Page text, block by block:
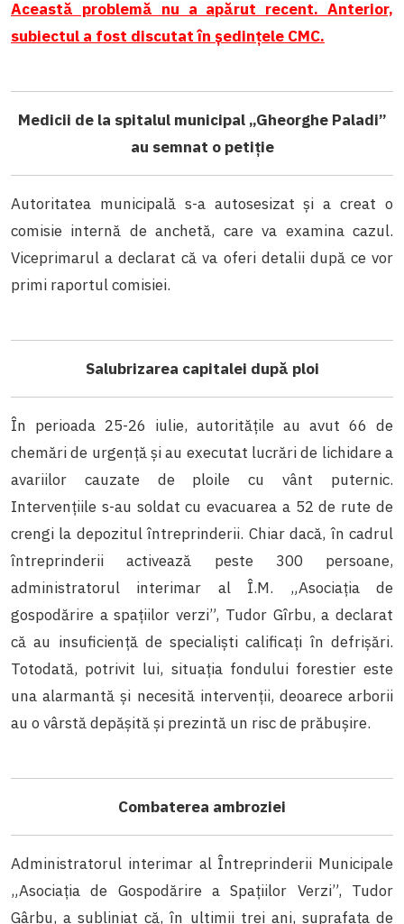
Această problemă nu a apărut recent. Anterior,
subiectul a fost discutat în ședințele CMC.
Medicii de la spitalul municipal „Gheorghe Paladi”
au semnat o petiție
Autoritatea municipală s-a autosesizat și a creat o
comisie internă de anchetă, care va examina cazul.
Viceprimarul a declarat că va oferi detalii după ce vor
primi raportul comisiei.
Salubrizarea capitalei după ploi
În perioada 25-26 iulie, autoritățile au avut 66 de
chemări de urgență și au executat lucrări de lichidare a
avariilor cauzate de ploile cu vânt puternic.
Intervențiile s-au soldat cu evacuarea a 52 de rute de
crengi la depozitul întreprinderii. Chiar dacă, în cadrul
întreprinderii activează peste 300 persoane,
administratorul interimar al Î.M. „Asociația de
gospodărire a spațiilor verzi”, Tudor Gîrbu, a declarat
că au insuficiență de specialiști calificați în defrișări.
Totodată, potrivit lui, situația fondului forestier este
una alarmantă și necesită intervenții, deoarece arborii
au o vârstă depășită și prezintă un risc de prăbușire.
Combaterea ambroziei
Administratorul interimar al Întreprinderii Municipale
„Asociația de Gospodărire a Spațiilor Verzi”, Tudor
Gârbu, a subliniat că, în ultimii trei ani, suprafața de